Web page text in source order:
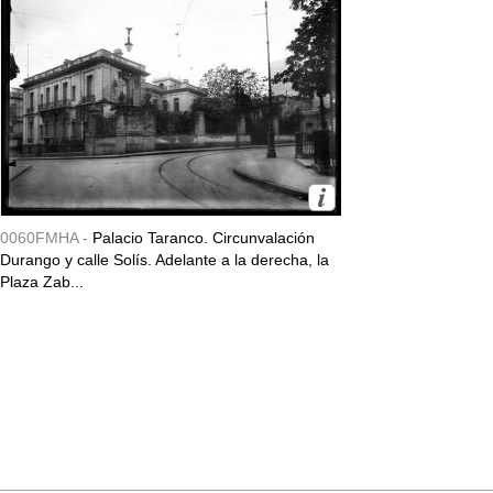
0060FMHA - Palacio Taranco. Circunvalación
Durango y calle Solís. Adelante a la derecha, la
Plaza Zab...